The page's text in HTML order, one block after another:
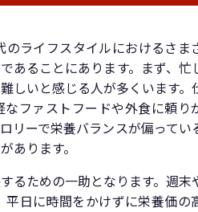
ライフスタイルにおけるさま
あることにあります。まず、忙
しいと感じる人が多くいます。
ファストフードや外食に頼り
リーで栄養バランスが偏ってい
あります。
るための一助となります。週末
日に時間をかけずに栄養価の